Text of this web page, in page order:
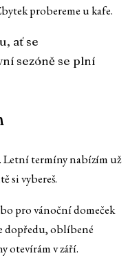
probereme u kafe.
ať se
sezóně se plní
Letní termíny nabízím už
si vybereš.
pro vánoční domeček
dopředu, oblíbené
otevírám v září.